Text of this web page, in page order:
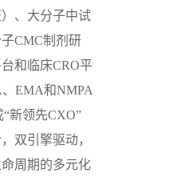
、大分子中试
CMC制剂研
和临床CRO平
EMA和NMPA
新领先CXO”
双引擎驱动，
周期的多元化